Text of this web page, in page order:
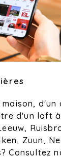
d'un
d'un loft
Zuun,
Consultez